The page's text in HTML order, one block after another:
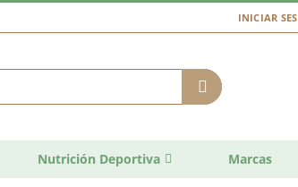
INICIAR
Nutrición Deportiva Marcas